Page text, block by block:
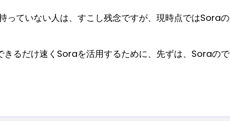
っていない人は、すこし残念ですが、現時点ではSora
きるだけ速くSoraを活用するために、先ずは、Soraの